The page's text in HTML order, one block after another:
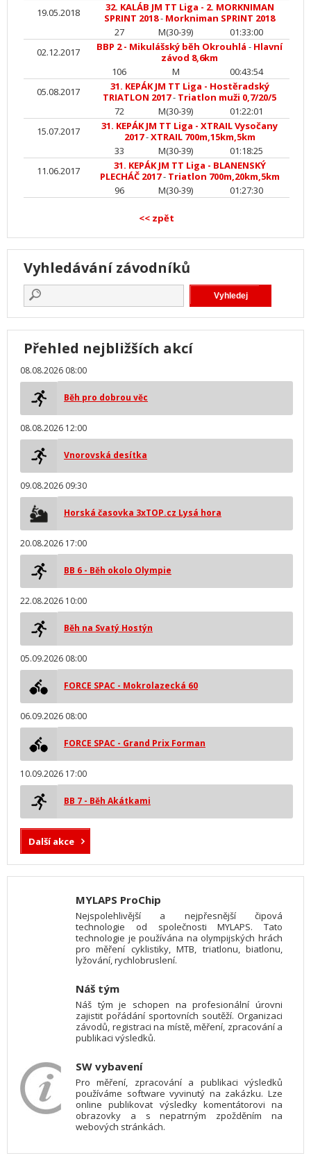
19.05.2018
32. KALÁB JM TT Liga - 2. MORKNIMAN
SPRINT 2018- Morkniman SPRINT 2018
27
M(30-39)
01:33:00
02.12.2017
BBP 2 - Mikulášský běh Okrouhlá - Hlavní
závod 8,6km
106
M
00:43:54
05.08.2017
31. KEPÁK JM TT Liga - Hostěradský
TRIATLON 2017- Triatlon muži 0,7/20/5
72
M(30-39)
01:22:01
15.07.2017
31. KEPÁK JM TT Liga - XTRAIL Vysočany
2017-XTRAIL 700m,15km,5km
33
M(30-39)
01:18:25
11.06.2017
31. KEPÁK JM TT Liga - BLANENSKÝ
PLECHÁČ 2017- Triatlon 700m,20km,5km
96
M(30-39) 01:27:30
<< zpět
Vyhledávání závodníků
Přehled nejbližších akcí
08.08.2026 08:00
Běh pro dobrou věc
08.08.2026 12:00
Vnorovská desítka
09.08.2026 09:30
Horská časovka 3xTOP.cz Lysá hora
20.08.2026 17:00
BB 6 - Běh okolo Olympie
22.08.2026 10:00
Běh na Svatý Hostýn
05.09.2026 08:00
FORCE SPAC - Mokrolazecká 60
06.09.2026 08:00
FORCE SPAC - Grand Prix Forman
10.09.2026 17:00
BB 7 - Běh Akátkami
Další akce
MYLAPS ProChip
Nejspolehlivější a nejpřesnější čipová
technologie od společnosti MYLAPS. Tato
technologie je používána na olympijských hrách
pro měření cyklistiky, MTB, triatlonu, biatlonu,
lyžování, rychlobruslení.
Náš tým
Náš tým je schopen na profesionální úrovni
zajistit pořádání sportovních soutěží. Organizaci
závodů, registraci na místě, měření, zpracování a
publikaci výsledků.
SW vybavení
Pro měření, zpracování a publikaci výsledků
používáme software vyvinutý na zakázku. Lze
online publikovat výsledky komentátorovi na
obrazovky a s nepatrným zpožděním na
webových stránkách.